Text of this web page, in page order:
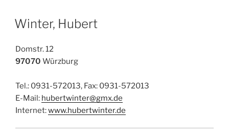
Winter, Hubert
Domstr. 12
97070 Würzburg
Tel.: 0931-572013, Fax: 0931-572013
E-Mail: hubertwinter@gmx.de
Internet:www.hubertwinter.de